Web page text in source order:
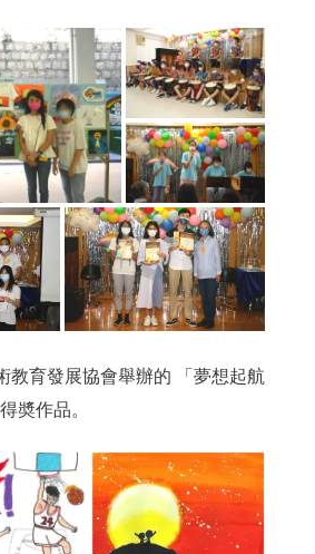
教育發展協會舉辦的 「夢想起航
奬作品。